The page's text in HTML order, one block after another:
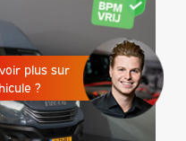
plus sur
?